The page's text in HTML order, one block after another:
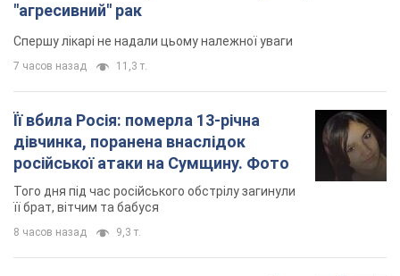
"агресивний" рак
Спершу лікарі не надали цьому належної уваги
7 часов назад 11,3 т.
Її вбила Росія: померла 13-річна
дівчинка, поранена внаслідок
російської атаки на Сумщину. Фото
Того дня під час російського обстрілу загинули
її брат, вітчим та бабуся
8 часов назад 9,3 т.